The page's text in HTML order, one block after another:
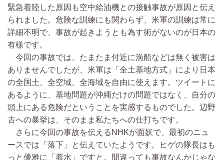
緊急着陸した原因も空中給油機との接触事故が原因と伝え
られました。危険な訓練にも関わらず、米軍の訓練は常に
詳細不明で、事故が起きようとも為す術がないのが日本の
有様です。
今回の事故では、たまたま付近に漁船などは無く被害は
ありませんでしたが、米軍は「全土基地方式」により日本
の全国土、全空域、全海域を自由に使えます。ツイートに
あるように、基地問題が沖縄だけの問題ではなく、自分の
頭上にある危険だということを実感するものでした。辺野
古への暴挙は、そのまま私たちへの仕打ちです。
さらに今回の事故を伝えるNHKが面妖で、最初のニュ
ースでは「落下」と伝えていたようです。ヒゲの隊長はも
っと優雅に「着水」ですと。間違っても事故なんかじゃな